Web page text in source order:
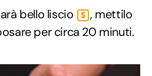
bello liscio 5 , mettilo
per circa 20 minuti.